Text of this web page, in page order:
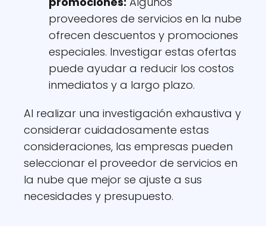
proveedores de servicios en la nube
ofrecen descuentos y promociones
especiales. Investigar estas ofertas
puede ayudar a reducir los costos
inmediatos y a largo plazo.
Al realizar una investigación exhaustiva y
considerar cuidadosamente estas
consideraciones, las empresas pueden
seleccionar el proveedor de servicios en
la nube que mejor se ajuste a sus
necesidades y presupuesto.